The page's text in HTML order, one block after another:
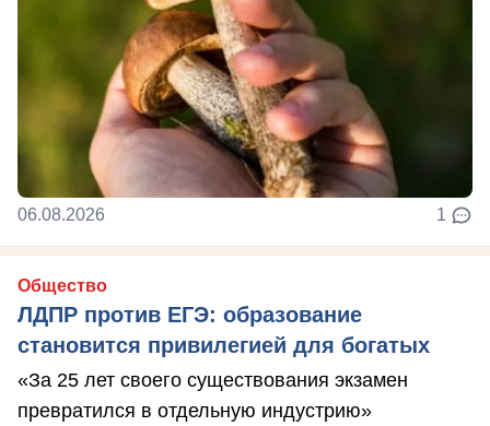
06.08.2026 1
Общество
ЛДПР против ЕГЭ: образование
становится привилегией для богатых
«За 25 лет своего существования экзамен
превратился в отдельную индустрию»